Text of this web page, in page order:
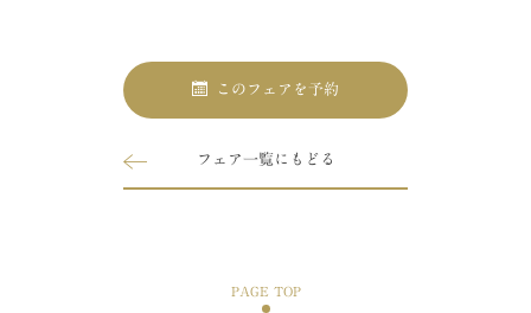
このフェアを予約
フェア一覧にもどる
PAGE TOP